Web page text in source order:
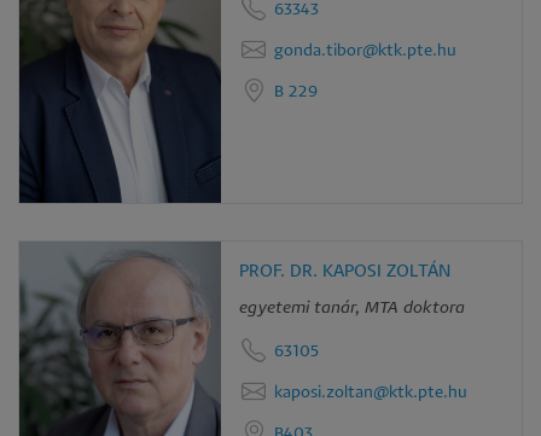
63343
gonda.tibor@ktk.pte.hu
B 229
PROF. DR. KAPOSI ZOLTÁN
egyetemi tanár, MTA doktora
63105
kaposi.zoltan@ktk.pte.hu